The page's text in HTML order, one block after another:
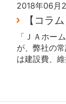
2018年06月
【コラ
「ＪＡホー
が、弊社の
は建設費、